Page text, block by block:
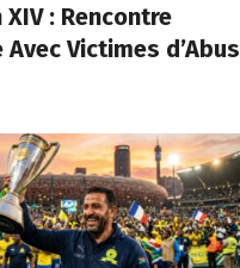
XIV : Rencontre
Victimes d’Abus